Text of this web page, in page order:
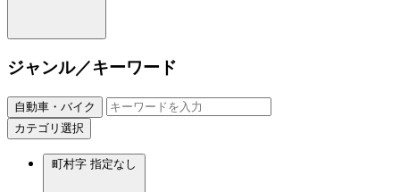
ジャンル／キーワード
自動車・バイク
カテゴリ選択
町村字 指定なし